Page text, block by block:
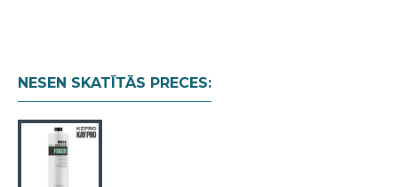
un viegli kopjamus.
Stabilizē un nostiprina jaunizveidoto matu
formu;
NESEN SKATĪTĀS PRECES: